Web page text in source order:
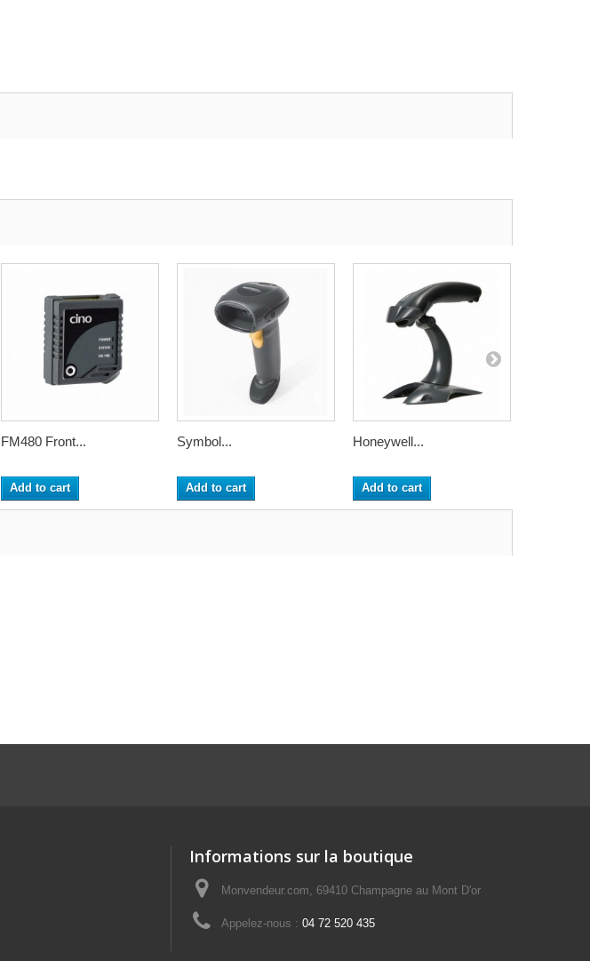
FM480 Front...
Add to cart
Symbol...
Add to cart
Honeywell...
Add to cart
Informations sur la boutique
Monvendeur.com, 69410 Champagne au Mont D'or
Appelez-nous : 04 72 520 435